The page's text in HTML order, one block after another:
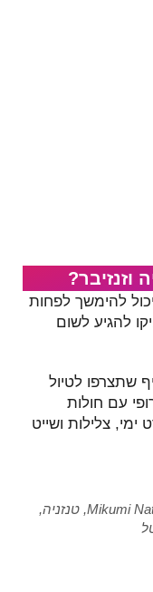
וזנזיבר?
להימשך לפחות
להגיע לשום
שתצרפו לטיול
עם חולות
ימי, צלילות ושייט
עץ באובב בשמורת מיקומי, Mikumi National Park, טנזניה,